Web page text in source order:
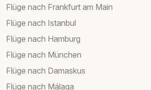
Flüge nach Frankfurt am Main
Flüge nach Istanbul
Flüge nach Hamburg
Flüge nach München
Flüge nach Damaskus
Flüge nach Málaga